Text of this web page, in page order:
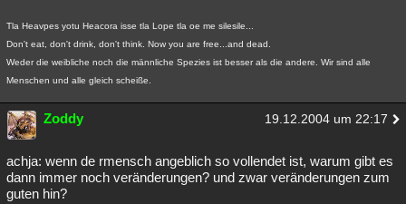
Tla Heavpes yotu Heacora isse tla Lope tla oe me silesile...
Don't eat, don't drink, don't think. Now you are free...and dead.
Weder die weibliche noch die männliche Spezies ist besser als die andere. Wir sind alle
Menschen und alle gleich scheiße.
Zoddy 19.12.2004 um 22:17
achja: wenn de rmensch angeblich so vollendet ist, warum gibt es
dann immer noch veränderungen? und zwar veränderungen zum
guten hin?